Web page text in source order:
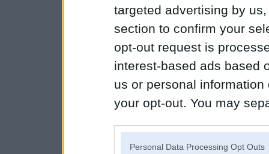
targeted advertising by
section to confirm your
opt-out request is
interest-based ads based
us or personal
your opt-out. You may
Personal Data Processing Opt Outs